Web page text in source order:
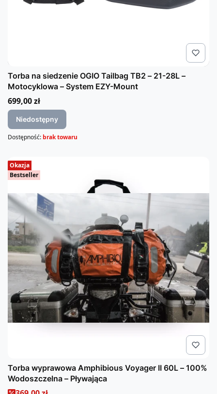
Torba na siedzenie OGIO Tailbag TB2 – 21-28L –
Motocyklowa – System EZY-Mount
Cena
699,00 zł
Niedostępny
Dostępność: brak towaru
Okazja
Bestseller
Torba wyprawowa Amphibious Voyager II 60L – 100%
Wodoszczelna – Pływająca